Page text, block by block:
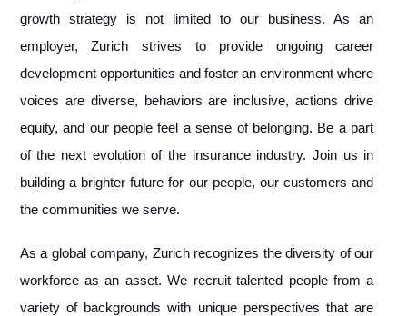
growth strategy is not limited to our business. As an
employer, Zurich strives to provide ongoing career
development opportunities and foster an environment where
voices are diverse, behaviors are inclusive, actions drive
equity, and our people feel a sense of belonging. Be a part
of the next evolution of the insurance industry. Join us in
building a brighter future for our people, our customers and
the communities we serve.
As a global company, Zurich recognizes the diversity of our
workforce as an asset. We recruit talented people from a
variety of backgrounds with unique perspectives that are